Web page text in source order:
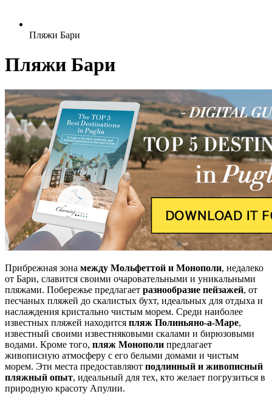
Пляжи Бари
Пляжи Бари
Прибрежная зона между Мольфеттой и Монополи, недалеко
от Бари, славится своими очаровательными и уникальными
пляжами. Побережье предлагает разнообразие пейзажей, от
песчаных пляжей до скалистых бухт, идеальных для отдыха и
наслаждения кристально чистым морем. Среди наиболее
известных пляжей находится пляж Полиньяно-а-Маре,
известный своими известняковыми скалами и бирюзовыми
водами. Кроме того, пляж Монополи предлагает
живописную атмосферу с его белыми домами и чистым
морем. Эти места предоставляют подлинный и живописный
пляжный опыт, идеальный для тех, кто желает погрузиться в
природную красоту Апулии.